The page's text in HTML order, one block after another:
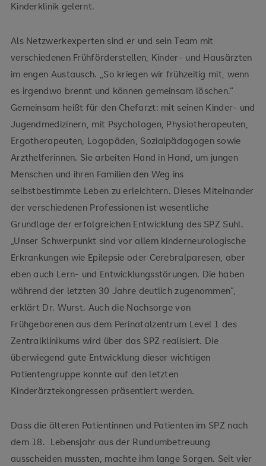
Kinderklinik gelernt.
Als Netzwerkexperten sind er und sein Team mit
verschiedenen Frühförderstellen, Kinder- und Hausärzten
im engen Austausch. „So kriegen wir frühzeitig mit, wenn
es irgendwo brennt und können gemeinsam löschen.“
Gemeinsam heißt für den Chefarzt: mit seinen Kinder- und
Jugendmedizinern, mit Psychologen, Physiotherapeuten,
Ergotherapeuten, Logopäden, Sozialpädagogen sowie
Arzthelferinnen. Sie arbeiten Hand in Hand, um jungen
Menschen und ihren Familien den Weg ins
selbstbestimmte Leben zu erleichtern. Dieses Miteinander
der verschiedenen Professionen ist wesentliche
Grundlage der erfolgreichen Entwicklung des SPZ Suhl.
„Unser Schwerpunkt sind vor allem kinderneurologische
Erkrankungen wie Epilepsie oder Cerebralparesen, aber
eben auch Lern- und Entwicklungsstörungen. Die haben
während der letzten 30 Jahre deutlich zugenommen“,
erklärt Dr. Wurst. Auch die Nachsorge von
Frühgeborenen aus dem Perinatalzentrum Level 1 des
Zentralklinikums wird über das SPZ realisiert. Die
überwiegend gute Entwicklung dieser wichtigen
Patientengruppe konnte auf den letzten
Kinderärztekongressen präsentiert werden.
Dass die älteren Patientinnen und Patienten im SPZ nach
dem 18. Lebensjahr aus der Rundumbetreuung
ausscheiden mussten, machte ihm lange Sorgen. Seit vier